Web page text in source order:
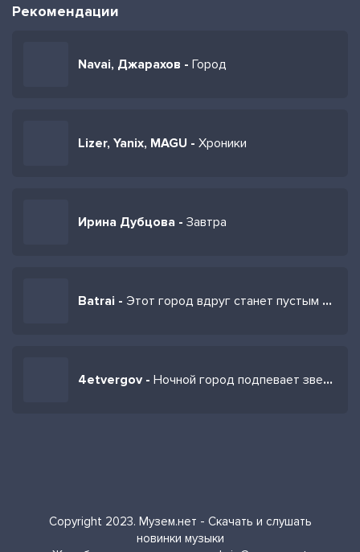
Рекомендации
Navai, Джарахов - Город
Lizer, Yanix, MAGU - Хроники
Ирина Дубцова - Завтра
Batrai - Этот город вдруг станет пустым станет пустым
4etvergov - Ночной город подпевает звездам
Copyright 2023. Музем.нет - Скачать и слушать
новинки музыки